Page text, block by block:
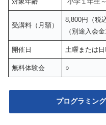
受講料（月額）
8,800円（税
（別途入会
開催日 土曜または日
無料体験会 ○
プログラミン